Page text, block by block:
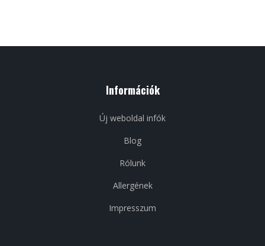
Információk
Új weboldal infók
Blog
Rólunk
Allergének
Impresszum